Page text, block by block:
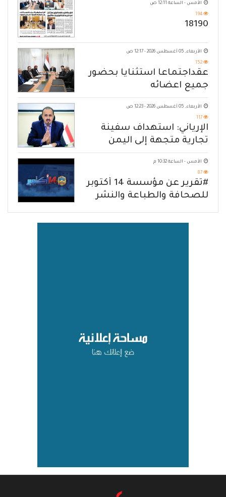
الأمس - الساعة 12:11 ص
194
18190
الأربعاء, 05 أغسطس 2026 - 12:17 ص
152
عقداجتماعا استثنايا بحضور
جميع اعضائه
الأربعاء, 05 أغسطس 2026 - 12:23 ص
117
الإرياني: استهداف سفينة
تجارية متجهة إلى اليمن
يكشف حصار الحوثي للشعب
الأمس - الساعة 10:32 م
87
#تقرير عن مؤسسة 14 أكتوبر
للصحافة والطباعة والنشر